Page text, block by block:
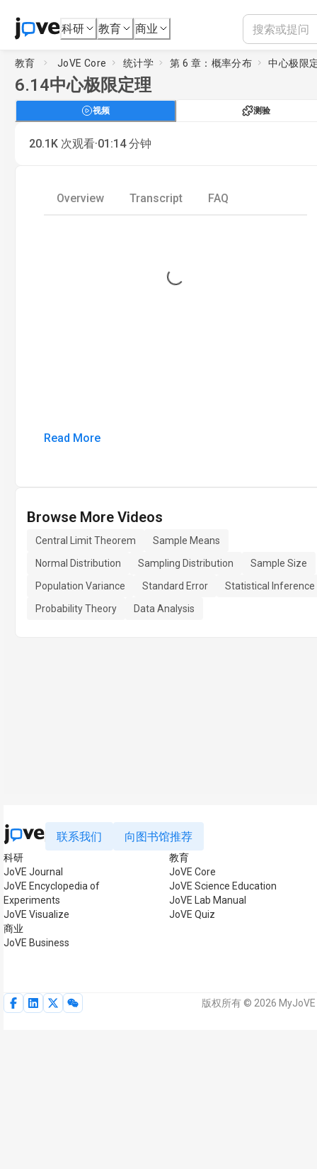
科研 教育 商业
教育 JoVE Core 统计学 第 6 章：概率分布 中心极限
6.14中心极限定理
视频 测验
20.1K 次观看·01:14 分钟
Overview Transcript FAQ
Loading...
Read More
Browse More Videos
Central Limit Theorem
Sample Means
Normal Distribution
Sampling Distribution
Sample Size
Population Variance
Standard Error
Statistical Inference
Probability Theory
Data Analysis
联系我们 向图书馆推荐
科研
JoVE Journal
JoVE Encyclopedia of
Experiments
JoVE Visualize
商业
JoVE Business
教育
JoVE Core
JoVE Science Education
JoVE Lab Manual
JoVE Quiz
版权所有 © 2026